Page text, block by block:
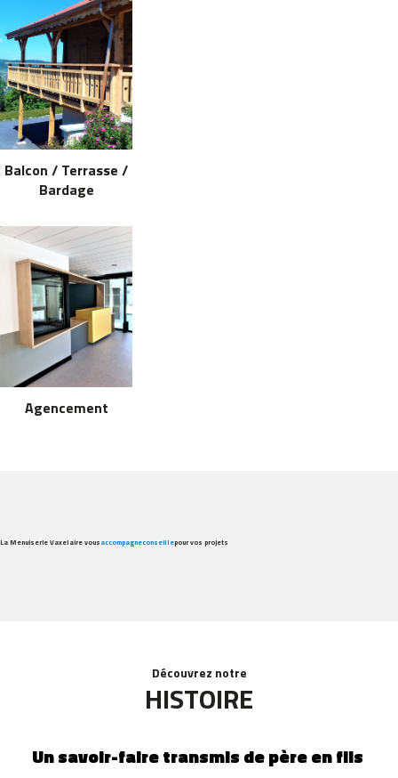
Balcon / Terrasse /
Bardage
Agencement
La Menuiserie Vaxelaire vousaccompagneconseillepour vos projets
Découvrez notre
HISTOIRE
Un savoir-faire transmis de père en fils